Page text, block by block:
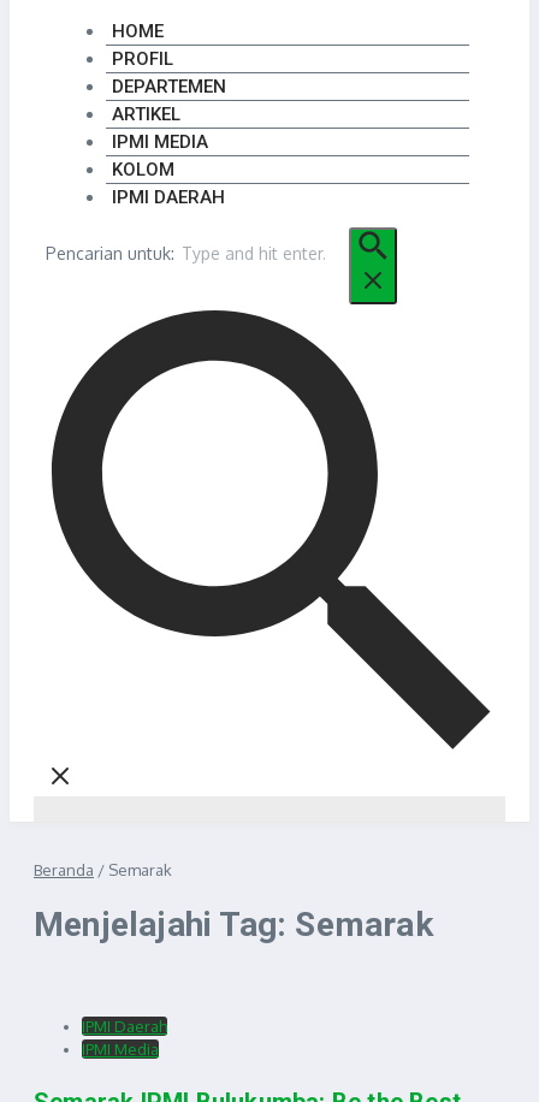
HOME
PROFIL
DEPARTEMEN
ARTIKEL
IPMI MEDIA
KOLOM
IPMI DAERAH
Pencarian untuk:
Beranda / Semarak
Menjelajahi Tag: Semarak
IPMI Daerah
IPMI Media